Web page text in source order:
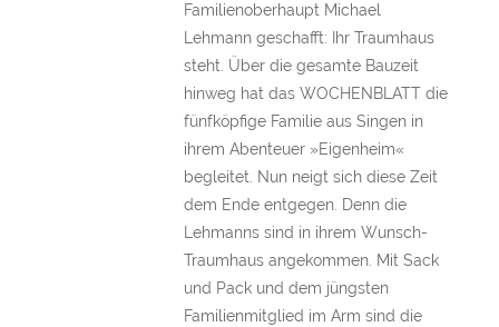
Familienoberhaupt Michael
Lehmann geschafft: Ihr Traumhaus
steht. Über die gesamte Bauzeit
hinweg hat das WOCHENBLATT die
fünfköpfige Familie aus Singen in
ihrem Abenteuer »Eigenheim«
begleitet. Nun neigt sich diese Zeit
dem Ende entgegen. Denn die
Lehmanns sind in ihrem Wunsch-
Traumhaus angekommen. Mit Sack
und Pack und dem jüngsten
Familienmitglied im Arm sind die